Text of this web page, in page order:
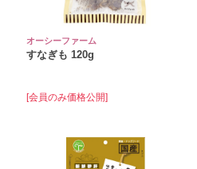
オーシーファーム
すなぎも 120g
[会員のみ価格公開]